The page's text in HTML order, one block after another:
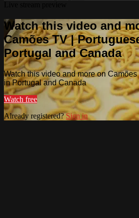
Watch this video and
Camões TV |
Portugal and Canada
Watch this video and more on
in Portugal and Canada
Watch free
Already registered?Sign in